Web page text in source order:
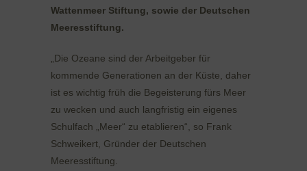
Wattenmeer Stiftung, sowie der Deutschen
Meeresstiftung.
„Die Ozeane sind der Arbeitgeber für
kommende Generationen an der Küste, daher
ist es wichtig früh die Begeisterung fürs Meer
zu wecken und auch langfristig ein eigenes
Schulfach „Meer“ zu etablieren“, so Frank
Schweikert, Gründer der Deutschen
Meeresstiftung.